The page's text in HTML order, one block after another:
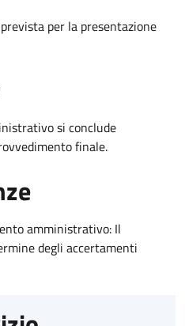
per la presentazione
si conclude
finale.
amministrativo: Il
degli accertamenti